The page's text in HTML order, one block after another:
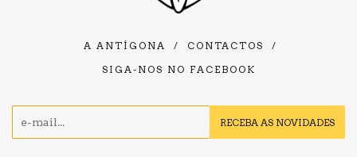
A ANTÍGONA / CONTACTOS /
SIGA-NOS NO FACEBOOK
RECEBA AS NOVIDADES